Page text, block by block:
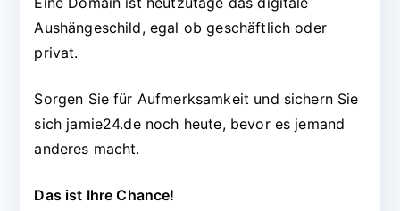
Aushängeschild, egal ob geschäftlich oder
privat.
Sorgen Sie für Aufmerksamkeit und sichern Sie
sich jamie24.de noch heute, bevor es jemand
anderes macht.
Das ist Ihre Chance!